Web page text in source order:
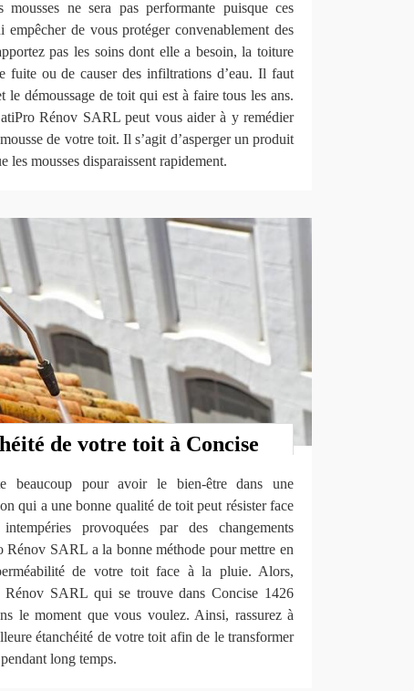
ne sera pas performante puisque ces
empêcher de vous protéger convenablement des
pas les soins dont elle a besoin, la toiture
fuite ou de causer des infiltrations d’eau. Il faut
le démoussage de toit qui est à faire tous les ans.
Rénov SARL peut vous aider à y remédier
de votre toit. Il s’agit d’asperger un produit
mousses disparaissent rapidement.
de votre toit à Concise
beaucoup pour avoir le bien-être dans une
qui a une bonne qualité de toit peut résister face
provoquées par des changements
SARL a la bonne méthode pour mettre en
de votre toit face à la pluie. Alors,
Rénov SARL qui se trouve dans Concise 1426
le moment que vous voulez. Ainsi, rassurez à
étanchéité de votre toit afin de le transformer
long temps.